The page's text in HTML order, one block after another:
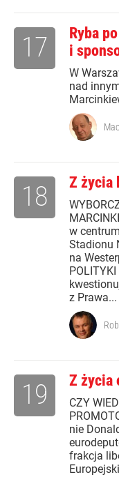
Ryba
i
W
nad
17
Z życia
w
Stadionu
na
POLITYKI
z Prawa...
18
Z życia
CZY
nie
frakcja
19